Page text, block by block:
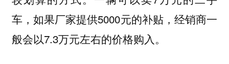
车，如果厂家提供5000元的补贴，经销商一
般会以7.3万元左右的价格购入。